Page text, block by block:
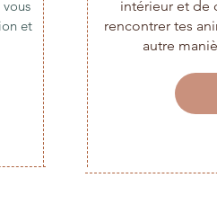
et
intérieur et de
rencontrer tes
autre